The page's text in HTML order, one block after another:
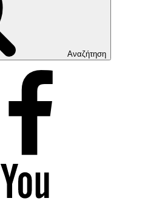
Αναζήτηση